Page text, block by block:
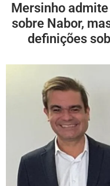
Mersinho
sobre Nabor,
definições